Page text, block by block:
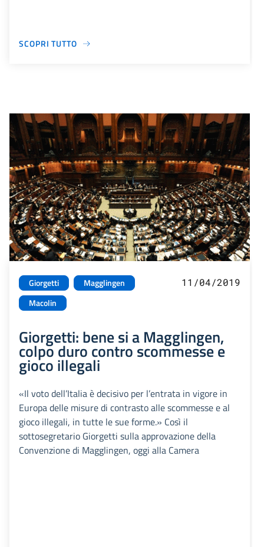
SCOPRI TUTTO
Giorgetti
Magglingen
Macolin
11/04/2019
Giorgetti: bene si a Magglingen,
colpo duro contro scommesse e
gioco illegali
«Il voto dell’Italia è decisivo per l’entrata in vigore in
Europa delle misure di contrasto alle scommesse e al
gioco illegali, in tutte le sue forme.» Così il
sottosegretario Giorgetti sulla approvazione della
Convenzione di Magglingen, oggi alla Camera